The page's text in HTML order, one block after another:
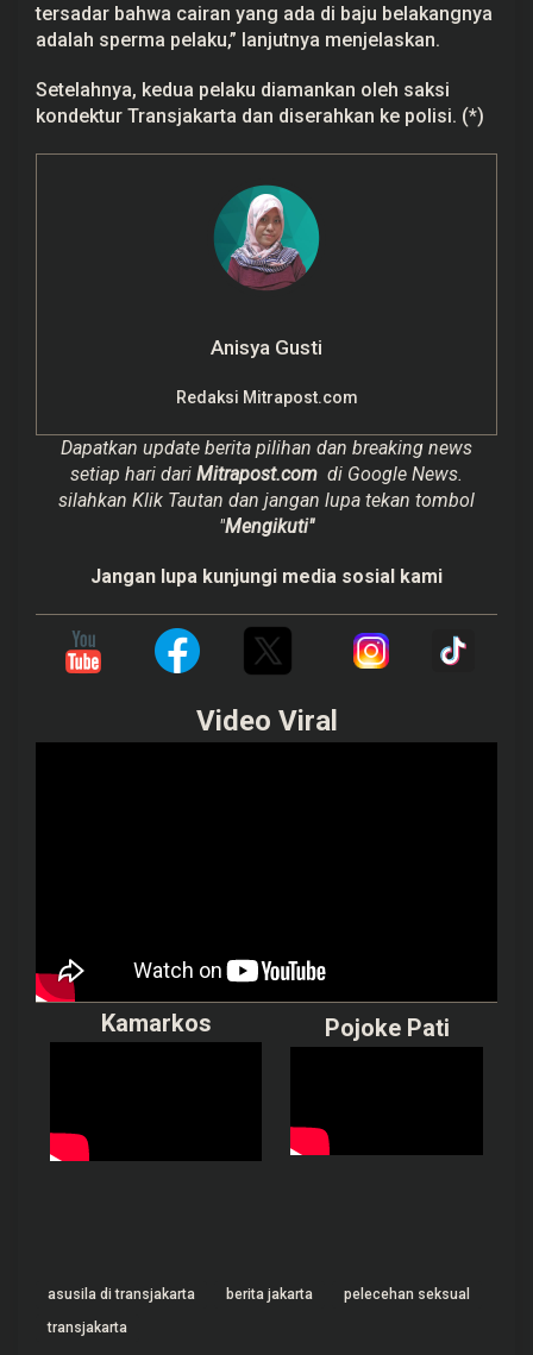
tersadar bahwa cairan yang ada di baju belakangnya
adalah sperma pelaku,” lanjutnya menjelaskan.
Setelahnya, kedua pelaku diamankan oleh saksi
kondektur Transjakarta dan diserahkan ke polisi. (*)
Anisya Gusti
Redaksi Mitrapost.com
Dapatkan update berita pilihan dan breaking news
setiap hari dari Mitrapost.com di Google News.
silahkan Klik Tautan dan jangan lupa tekan tombol
"Mengikuti"
Jangan lupa kunjungi media sosial kami
Video Viral
Kamarkos Pojoke Pati
asusila di transjakarta berita jakarta
pelecehan seksual
transjakarta